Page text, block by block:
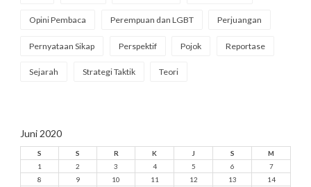
Opini Pembaca Perempuan dan LGBT Perjuangan
Pernyataan Sikap Perspektif Pojok Reportase
Sejarah Strategi Taktik Teori
Juni 2020
S S R K J S
M
1
2 3 4 5 6
7
8
9 10 11 12 13
14